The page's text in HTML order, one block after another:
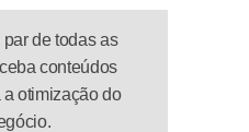
de todas as
conteúdos
otimização do